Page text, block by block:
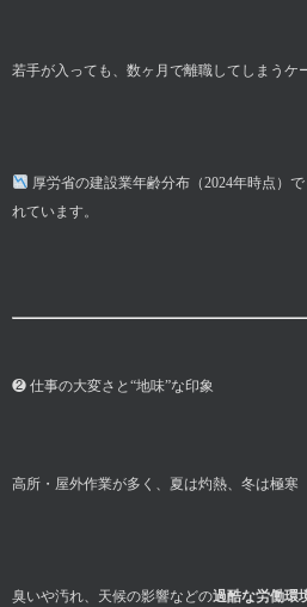
若手が入っても、数ヶ月で離職してしまうケ
厚労省の建設業年齢分布（2024年時点）
れています。
❷ 仕事の大変さと“地味”な印象
高所・屋外作業が多く、夏は灼熱、冬は極寒
臭いや汚れ、天候の影響などの過酷な労働環